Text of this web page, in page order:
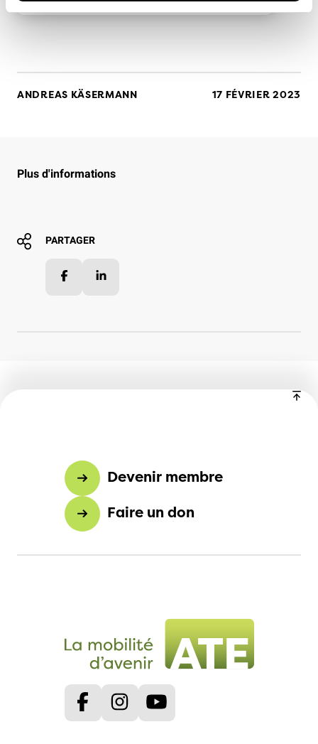
ANDREAS KÄSERMANN 17 FÉVRIER 2023
Plus d'informations
PARTAGER
Facebook
Devenir membre
Faire un don
FacebookInstagram